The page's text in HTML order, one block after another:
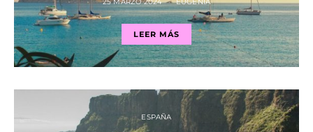
25 MARZO 2024 EUGENIA
LEER MÁS
ESPAÑA